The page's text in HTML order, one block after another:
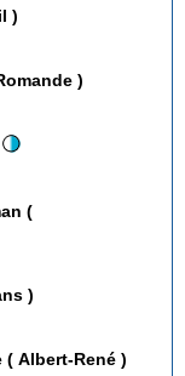
)
Loterie Romande )
(
)
Albert-René )